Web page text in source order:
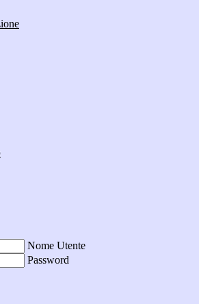
Nome Utente
Password